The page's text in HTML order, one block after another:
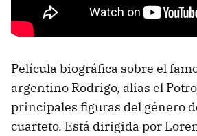
Película biográfica sobre el
argentino Rodrigo, alias el
principales figuras del género
cuarteto. Está dirigida por